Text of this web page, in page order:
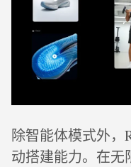
除智能体模式外，
动搭建能力。在无